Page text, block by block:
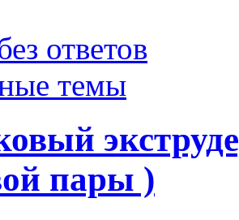
ответов
темы
пары )